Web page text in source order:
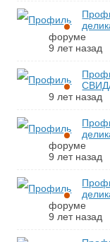
форуме
9 лет назад
9 лет назад
форуме
9 лет назад
форуме
9 лет назад